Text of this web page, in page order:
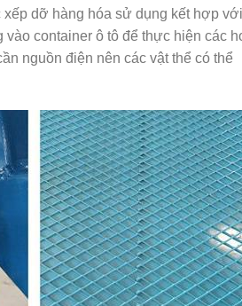
dỡ hàng hóa sử dụng kết hợp
container ô tô để thực hiện các
nguồn điện nên các vật thể có thể